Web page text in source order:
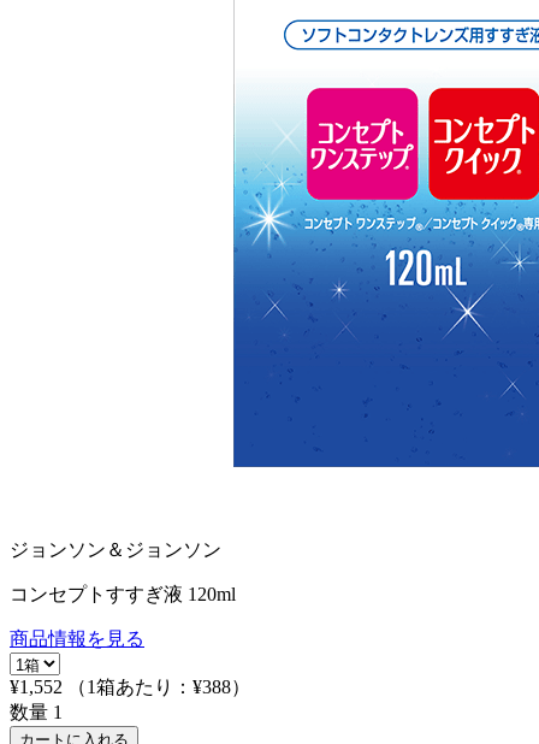
ジョンソン＆ジョンソン
コンセプトすすぎ液 120ml
商品情報を見る
¥1,552 （1箱あたり： ¥388）
数量 1
カートに入れる